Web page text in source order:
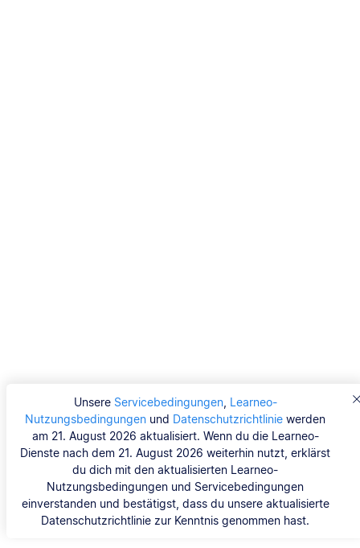
Unsere Servicebedingungen, Learneo-
Nutzungsbedingungen und Datenschutzrichtlinie werden
am 21. August 2026 aktualisiert. Wenn du die Learneo-
Dienste nach dem 21. August 2026 weiterhin nutzt, erklärst
du dich mit den aktualisierten Learneo-
Nutzungsbedingungen und Servicebedingungen
einverstanden und bestätigst, dass du unsere aktualisierte
Datenschutzrichtlinie zur Kenntnis genommen hast.